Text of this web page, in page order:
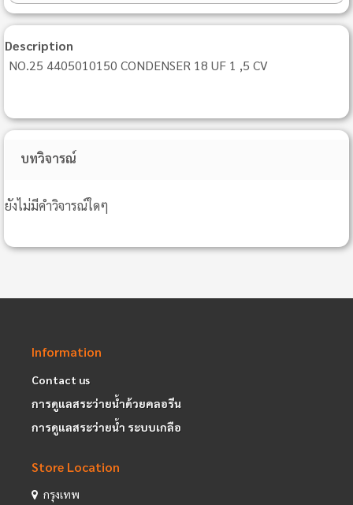
Description
NO.25 4405010150 CONDENSER 18 UF 1 ,5 CV
บทวิจารณ์
ยังไม่มีคำวิจารณ์ใดๆ
Information
Contact us
การดูแลสระว่ายน้ำด้วยคลอรีน
การดูแลสระว่ายน้ำ ระบบเกลือ
Store Location
กรุงเทพ